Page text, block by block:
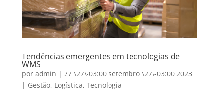
Tendências emergentes em tecnologias de
WMS
por admin | 27 \27\-03:00 setembro \27\-03:00 2023
| Gestão, Logística, Tecnologia